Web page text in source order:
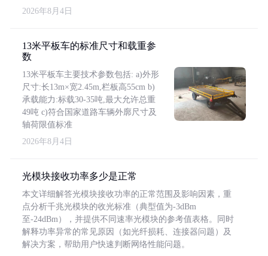
2026年8月4日
13米平板车的标准尺寸和载重参
数
13米平板车主要技术参数包括: a)外形
尺寸:长13m×宽2.45m,栏板高55cm b)
承载能力:标载30-35吨,最大允许总重
49吨 c)符合国家道路车辆外廓尺寸及
轴荷限值标准
2026年8月4日
光模块接收功率多少是正常
本文详细解答光模块接收功率的正常范围及影响因素，重
点分析千兆光模块的收光标准（典型值为-3dBm
至-24dBm），并提供不同速率光模块的参考值表格。同时
解释功率异常的常见原因（如光纤损耗、连接器问题）及
解决方案，帮助用户快速判断网络性能问题。